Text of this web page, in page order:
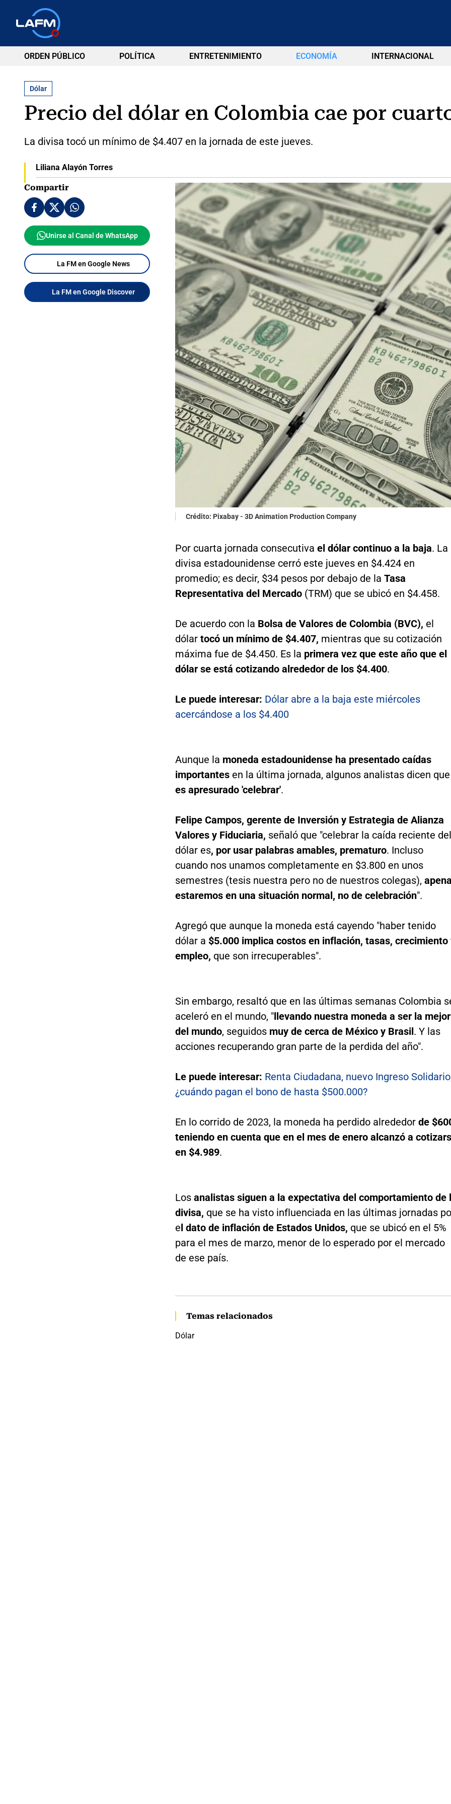
ORDEN PÚBLICO POLÍTICA ENTRETENIMIENTO ECONOMÍA INTERNACIONAL
Dólar
Precio del dólar en Colombia cae por
La divisa tocó un mínimo de $4.407 en la jornada de este jueves.
Liliana Alayón Torres
Compartir
Unirse al Canal de WhatsApp
La FM en Google News
La FM en Google Discover
Crédito: Pixabay - 3D Animation Production Company
Por cuarta jornada consecutiva el dólar continuo a la baja. La
divisa estadounidense cerró este jueves en $4.424 en
promedio; es decir, $34 pesos por debajo de la Tasa
Representativa del Mercado(TRM) que se ubicó en $4.458.
De acuerdo con la Bolsa de Valores de Colombia (BVC), el
dólar tocó un mínimo de $4.407, mientras que su cotización
máxima fue de $4.450. Es la primera vez que este año que el
dólar se está cotizando alrededor de los $4.400.
Le puede interesar: Dólar abre a la baja este miércoles
acercándose a los $4.400
Aunque la moneda estadounidense ha presentado caídas
importantes en la última jornada, algunos analistas dicen que
es apresurado 'celebrar'.
Felipe Campos, gerente de Inversión y Estrategia de Alianza
Valores y Fiduciaria, señaló que "celebrar la caída reciente del
dólar es, por usar palabras amables, prematuro. Incluso
cuando nos unamos completamente en $3.800 en unos
semestres (tesis nuestra pero no de nuestros colegas),
estaremos en una situación normal, no de celebración".
Agregó que aunque la moneda está cayendo "haber tenido
dólar a $5.000 implica costos en inflación, tasas, crecimiento
empleo, que son irrecuperables".
Sin embargo, resaltó que en las últimas semanas Colombia
aceleró en el mundo, "llevando nuestra moneda a ser la mejor
del mundo, seguidos muy de cerca de México y Brasil. Y las
acciones recuperando gran parte de la perdida del año".
Le puede interesar: Renta Ciudadana, nuevo Ingreso
¿cuándo pagan el bono de hasta $500.000?
En lo corrido de 2023, la moneda ha perdido alrededor de
teniendo en cuenta que en el mes de enero alcanzó a
en $4.989.
Los analistas siguen a la expectativa del comportamiento de
divisa, que se ha visto influenciada en las últimas jornadas
el dato de inflación de Estados Unidos, que se ubicó en el 5%
para el mes de marzo, menor de lo esperado por el mercado
de ese país.
Temas relacionados
Dólar